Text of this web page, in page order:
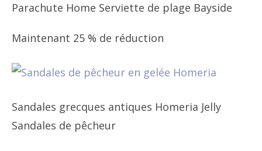
Parachute Home Serviette de plage Bayside
Maintenant 25 % de réduction
Sandales grecques antiques Homeria Jelly
Sandales de pêcheur